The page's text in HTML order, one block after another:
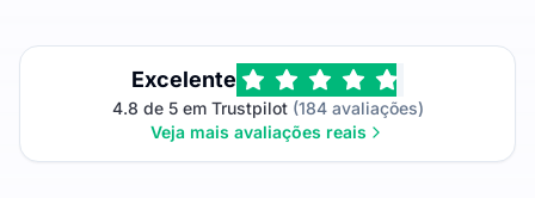
Excelente
4.8 de 5 em Trustpilot(184 avaliações)
Veja mais avaliações reais